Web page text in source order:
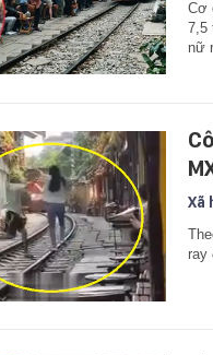
Cơ
7,5
nữ
Xã
ray